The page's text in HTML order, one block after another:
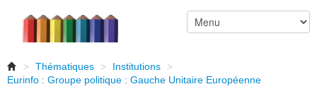
> Thématiques > Institutions
>
Eurinfo : Groupe politique : Gauche Unitaire Européenne